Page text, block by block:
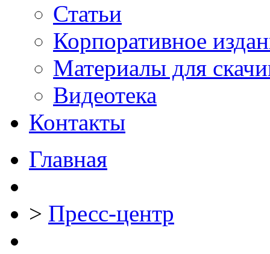
Статьи
Корпоративное
Материалы для
Видеотека
Контакты
Главная
> Пресс-центр